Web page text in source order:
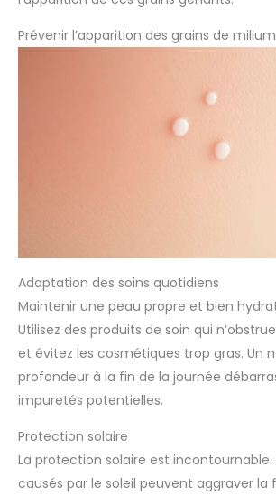
Prévenir l’apparition des grains de milium
Adaptation des soins quotidiens
Maintenir une peau propre et bien
Utilisez des produits de soin qui
et évitez les cosmétiques trop gras. Un
profondeur à la fin de la journée
impuretés potentielles.
Protection solaire
La protection solaire est incontournable.
causés par le soleil peuvent aggraver la